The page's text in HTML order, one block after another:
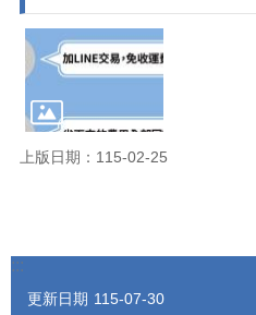
上版日期：115-02-25
:::
更新日期 115-07-30